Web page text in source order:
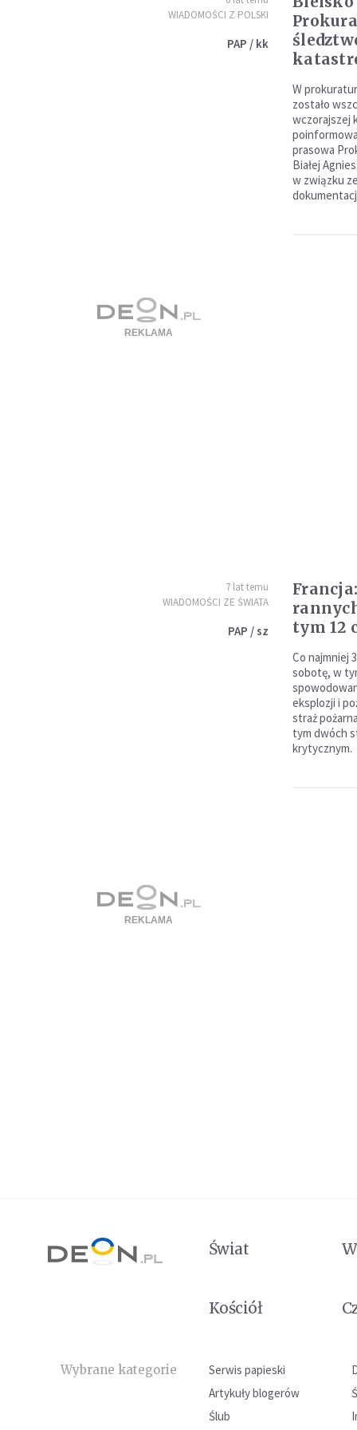
WIADOMOŚCI Z POLSKI
PAP / kk
W
zostało
wczorajszej
prasowa
Białej
w związku
7 lat temu
WIADOMOŚCI ZE ŚWIATA
PAP / sz
tym 12
Co najmniej
sobotę, w
eksplozji i
straż
tym dwóch
krytycznym.
Świat
Kościół
Wybrane kategorie Serwis papieski
Artykuły blogerów
Ślub